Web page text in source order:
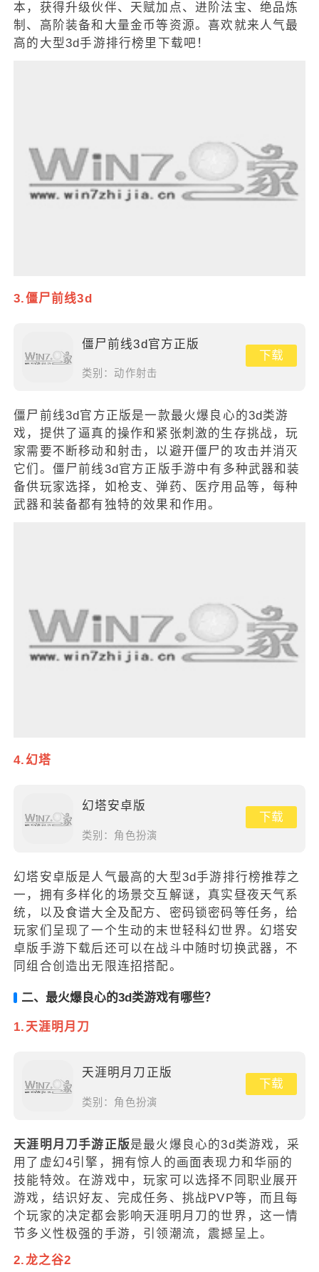
本，获得升级伙伴、天赋加点、进阶法宝、绝品炼
制、高阶装备和大量金币等资源。喜欢就来人气最
高的大型3d手游排行榜里下载吧！
3.僵尸前线3d
僵尸前线3d官方正版
类别： 动作射击
下载
僵尸前线3d官方正版是一款最火爆良心的3d类游
戏，提供了逼真的操作和紧张刺激的生存挑战，玩
家需要不断移动和射击，以避开僵尸的攻击并消灭
它们。僵尸前线3d官方正版手游中有多种武器和装
备供玩家选择，如枪支、弹药、医疗用品等，每种
武器和装备都有独特的效果和作用。
4.幻塔
幻塔安卓版
类别： 角色扮演
下载
幻塔安卓版是人气最高的大型3d手游排行榜推荐之
一，拥有多样化的场景交互解谜，真实昼夜天气系
统，以及食谱大全及配方、密码锁密码等任务，给
玩家们呈现了一个生动的末世轻科幻世界。幻塔安
卓版手游下载后还可以在战斗中随时切换武器，不
同组合创造出无限连招搭配。
二、最火爆良心的3d类游戏有哪些？
1.天涯明月刀
天涯明月刀正版
类别： 角色扮演
下载
天涯明月刀手游正版是最火爆良心的3d类游戏，采
用了虚幻4引擎，拥有惊人的画面表现力和华丽的
技能特效。在游戏中，玩家可以选择不同职业展开
游戏，结识好友、完成任务、挑战PVP等，而且每
个玩家的决定都会影响天涯明月刀的世界，这一情
节多义性极强的手游，引领潮流，震撼呈上。
2.龙之谷2